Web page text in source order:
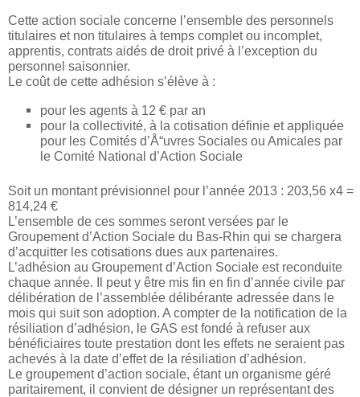
Cette action sociale concerne l’ensemble des personnels
titulaires et non titulaires à temps complet ou incomplet,
apprentis, contrats aidés de droit privé à l’exception du
personnel saisonnier.
Le coût de cette adhésion s’élève à :
pour les agents à 12 € par an
pour la collectivité, à la cotisation définie et appliquée
pour les Comités d’Å“uvres Sociales ou Amicales par
le Comité National d’Action Sociale
Soit un montant prévisionnel pour l’année 2013 : 203,56 x4 =
814,24 €
L’ensemble de ces sommes seront versées par le
Groupement d’Action Sociale du Bas-Rhin qui se chargera
d’acquitter les cotisations dues aux partenaires.
L’adhésion au Groupement d’Action Sociale est reconduite
chaque année. Il peut y être mis fin en fin d’année civile par
délibération de l’assemblée délibérante adressée dans le
mois qui suit son adoption. A compter de la notification de la
résiliation d’adhésion, le GAS est fondé à refuser aux
bénéficiaires toute prestation dont les effets ne seraient pas
achevés à la date d’effet de la résiliation d’adhésion.
Le groupement d’action sociale, étant un organisme géré
paritairement, il convient de désigner un représentant des